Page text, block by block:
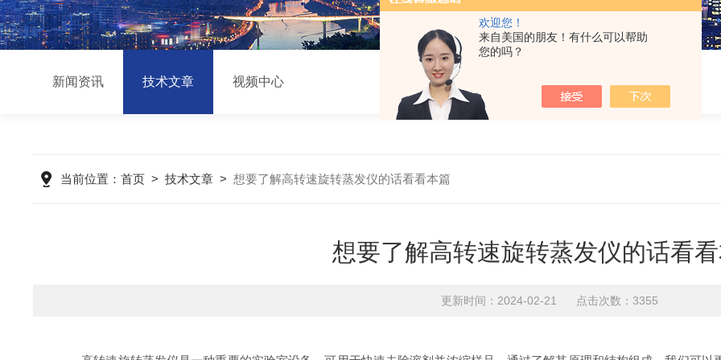
欢迎您！
来自美国的朋友！有什么可以帮助
您的吗？
新闻资讯 技术文章 视频中心
当前位置： 首页> 技术文章> 想要了解高转速旋转蒸发仪的话看看本篇
想要了解高转速旋转蒸发仪的话看
更新时间：2024-02-21 点击次数：3355